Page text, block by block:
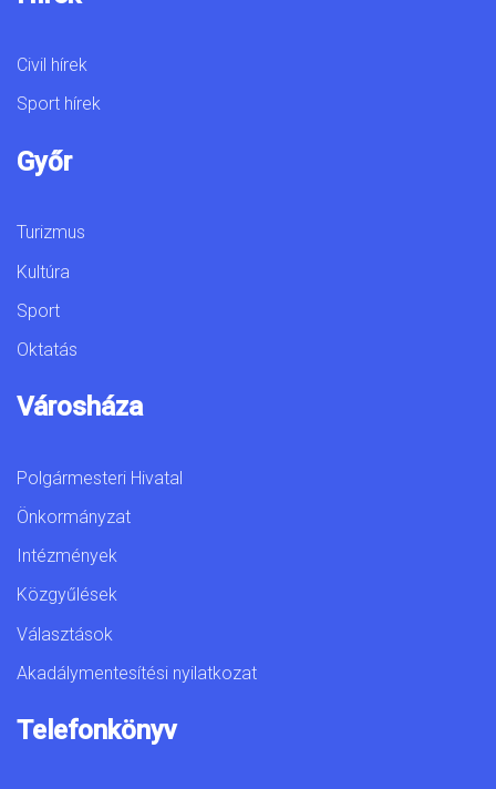
Civil hírek
Sport hírek
Győr
Turizmus
Kultúra
Sport
Oktatás
Városháza
Polgármesteri Hivatal
Önkormányzat
Intézmények
Közgyűlések
Választások
Akadálymentesítési nyilatkozat
Telefonkönyv